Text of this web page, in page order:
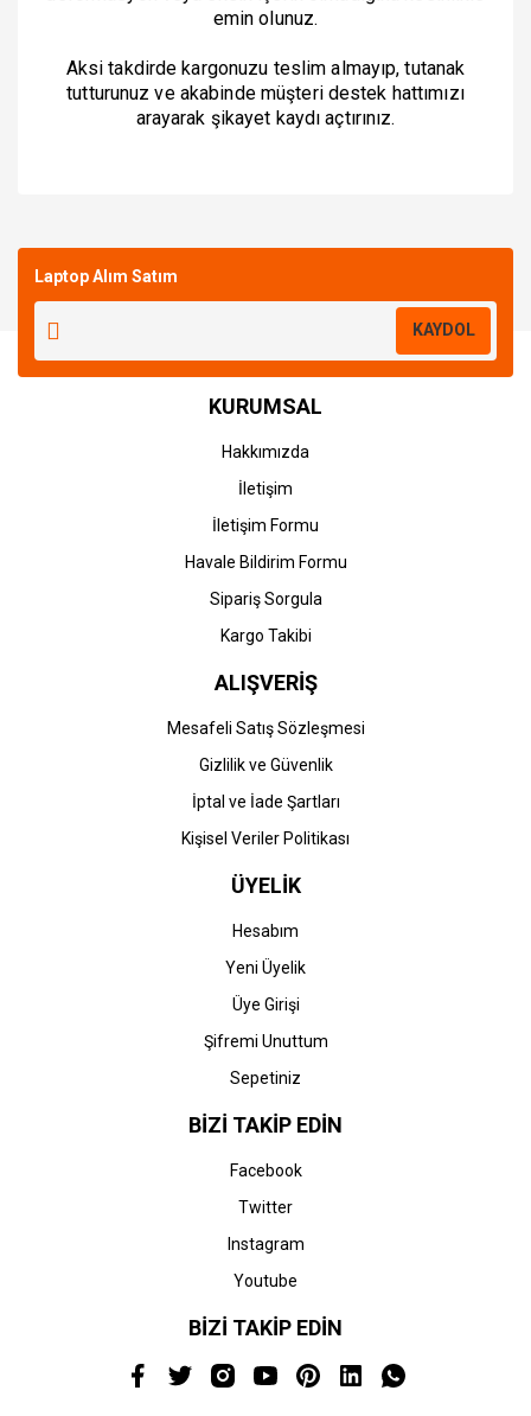
emin olunuz.
Aksi takdirde kargonuzu teslim almayıp, tutanak
tutturunuz ve akabinde müşteri destek hattımızı
arayarak şikayet kaydı açtırınız.
Laptop Alım Satım
KAYDOL
KURUMSAL
Hakkımızda
İletişim
İletişim Formu
Havale Bildirim Formu
Sipariş Sorgula
Kargo Takibi
ALIŞVERİŞ
Mesafeli Satış Sözleşmesi
Gizlilik ve Güvenlik
İptal ve İade Şartları
Kişisel Veriler Politikası
ÜYELİK
Hesabım
Yeni Üyelik
Üye Girişi
Şifremi Unuttum
Sepetiniz
BİZİ TAKİP EDİN
Facebook
Twitter
Instagram
Youtube
BİZİ TAKİP EDİN